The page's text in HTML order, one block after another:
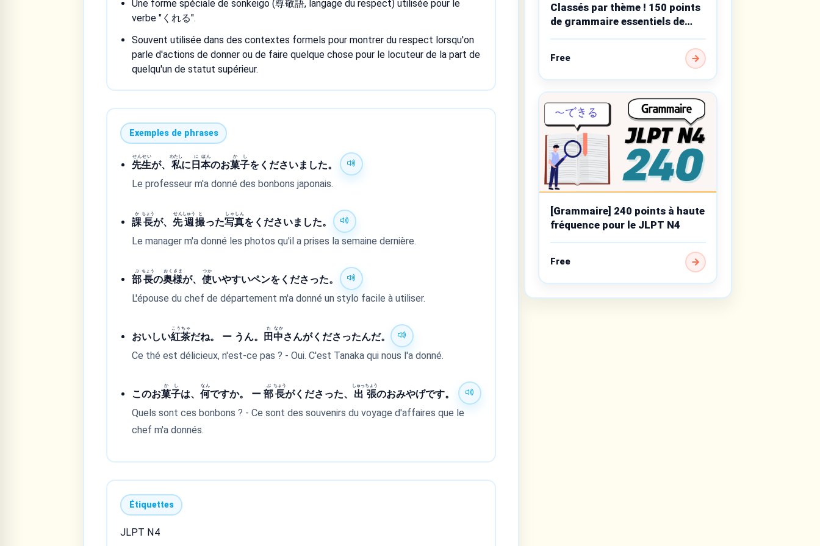
Une forme spéciale de sonkeigo (尊敬語, langage du respect) utilisée pour le
verbe "くれる".
Souvent utilisée dans des contextes formels pour montrer du respect lorsqu'on
parle d'actions de donner ou de faire quelque chose pour le locuteur de la part de
quelqu'un de statut supérieur.
Exemples de phrases
先
せん
生
せい
が、 私
わたし
に 日
に
本
ほん
のお菓
か
子
し
をくださいました。
Le professeur m'a donné des bonbons japonais.
課
か
長
ちょう
が、 先
せん
週
しゅう
撮
と
った写
しゃ
真
しん
をくださいました。
Le manager m'a donné les photos qu'il a prises la semaine dernière.
部
ぶ
長
ちょう
の奥
おく
様
さま
が、使
つか
いやすいペンをくださった。
L'épouse du chef de département m'a donné un stylo facile à utiliser.
おいしい紅
こう
茶
ちゃ
だね。 ー うん。 田
た
中
なか
さんがくださったんだ。
Ce thé est délicieux, n'est-ce pas ? - Oui. C'est Tanaka qui nous l'a donné.
このお菓
か
子
し
は、何
なん
ですか。 ー部
ぶ
長
ちょう
がくださった、 出
しゅっ
張
ちょう
のおみやげです。
Quels sont ces bonbons ? - Ce sont des souvenirs du voyage d'affaires que le
chef m'a donnés.
Étiquettes
JLPT N4
Classés par thème ! 150 points
de grammaire essentiels de
niveau débutant
Free
[Grammaire] 240 points à haute
fréquence pour le JLPT N4
Free